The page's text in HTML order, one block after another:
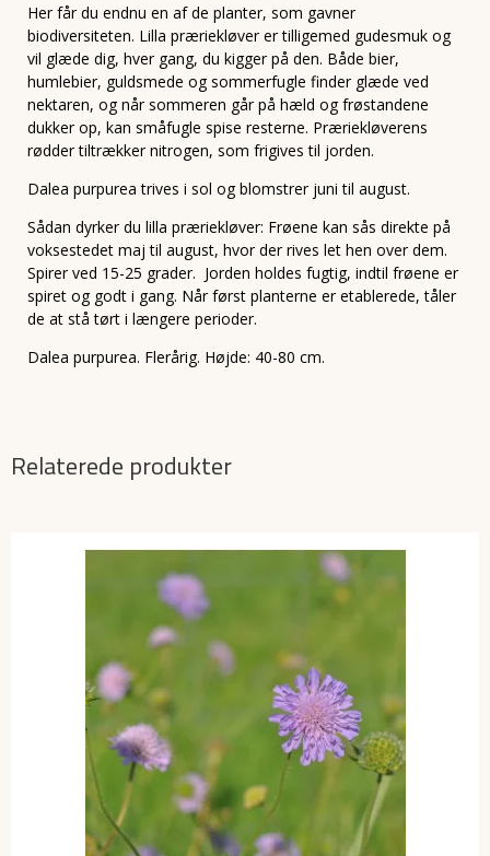
Her får du endnu en af de planter, som gavner
biodiversiteten. Lilla præriekløver er tilligemed gudesmuk og
vil glæde dig, hver gang, du kigger på den. Både bier,
humlebier, guldsmede og sommerfugle finder glæde ved
nektaren, og når sommeren går på hæld og frøstandene
dukker op, kan småfugle spise resterne. Præriekløverens
rødder tiltrækker nitrogen, som frigives til jorden.
Dalea purpurea trives i sol og blomstrer juni til august.
Sådan dyrker du lilla præriekløver: Frøene kan sås direkte på
voksestedet maj til august, hvor der rives let hen over dem.
Spirer ved 15-25 grader. Jorden holdes fugtig, indtil frøene er
spiret og godt i gang. Når først planterne er etablerede, tåler
de at stå tørt i længere perioder.
Dalea purpurea. Flerårig. Højde: 40-80 cm.
Relaterede produkter